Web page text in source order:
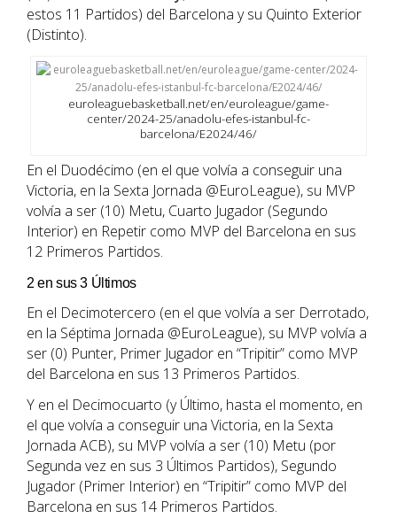
estos 11 Partidos) del Barcelona y su Quinto Exterior
(Distinto).
euroleaguebasketball.net/en/euroleague/game-
center/2024-25/anadolu-efes-istanbul-fc-
barcelona/E2024/46/
En el Duodécimo (en el que volvía a conseguir una
Victoria, en la Sexta Jornada @EuroLeague), su MVP
volvía a ser (10) Metu, Cuarto Jugador (Segundo
Interior) en Repetir como MVP del Barcelona en sus
12 Primeros Partidos.
2 en sus 3 Últimos
En el Decimotercero (en el que volvía a ser Derrotado,
en la Séptima Jornada @EuroLeague), su MVP volvía a
ser (0) Punter, Primer Jugador en “Tripitir” como MVP
del Barcelona en sus 13 Primeros Partidos.
Y en el Decimocuarto (y Último, hasta el momento, en
el que volvía a conseguir una Victoria, en la Sexta
Jornada ACB), su MVP volvía a ser (10) Metu (por
Segunda vez en sus 3 Últimos Partidos), Segundo
Jugador (Primer Interior) en “Tripitir” como MVP del
Barcelona en sus 14 Primeros Partidos.